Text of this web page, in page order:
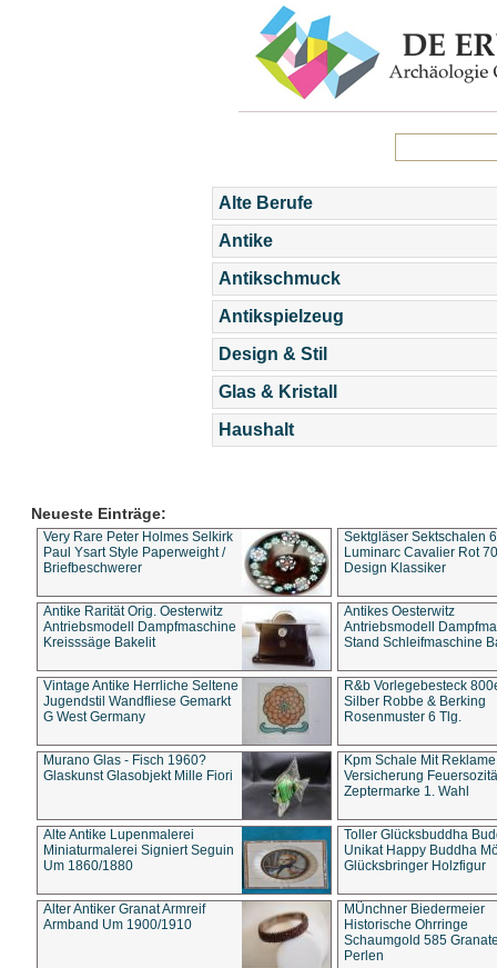
Alte Berufe
Antike
Antikschmuck
Antikspielzeug
Design & Stil
Glas & Kristall
Haushalt
Neueste Einträge:
Very Rare Peter Holmes Selkirk
Paul Ysart Style Paperweight /
Briefbeschwerer
Sektgläser Sektschalen
Luminarc Cavalier Rot
Design Klassiker
Antike Rarität Orig. Oesterwitz
Antriebsmodell Dampfmaschine
Kreisssäge Bakelit
Antikes Oesterwitz
Antriebsmodell
Stand Schleifmaschine
Vintage Antike Herrliche Seltene
Jugendstil Wandfliese Gemarkt
G West Germany
R&b Vorlegebesteck
Silber Robbe & Berking
Rosenmuster 6 Tlg.
Murano Glas - Fisch 1960?
Glaskunst Glasobjekt Mille Fiori
Kpm Schale Mit Reklame
Versicherung
Zeptermarke 1. Wahl
Alte Antike Lupenmalerei
Miniaturmalerei Signiert Seguin
Um 1860/1880
Toller Glücksbuddha
Unikat Happy Buddha
Glücksbringer Holzfigur
Alter Antiker Granat Armreif
Armband Um 1900/1910
MÜnchner Biedermeier
Historische Ohrringe
Schaumgold 585
Perlen